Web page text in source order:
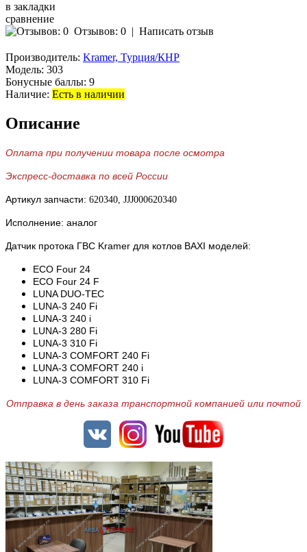
в закладки
сравнение
Отзывов: 0 | Написать отзыв
Производитель: Kramer, Турция/КНР
Модель: 303
Бонусные баллы: 9
Наличие: Есть в наличии
Описание
Оплата при получении товара после осмотра
Экспресс-доставка по всей России
Артикул запчасти: 620340, JJJ000620340
Исполнение: аналог
Датчик протока ГВС Kramer для котлов BAXI моделей:
ECO Four 24
ECO Four 24 F
LUNA DUO-TEC
LUNA-3 240 Fi
LUNA-3 240 i
LUNA-3 280 Fi
LUNA-3 310 Fi
LUNA-3 COMFORT 240 Fi
LUNA-3 COMFORT 240 i
LUNA-3 COMFORT 310 Fi
Отправка в день заказа транспортной компанией или почтой